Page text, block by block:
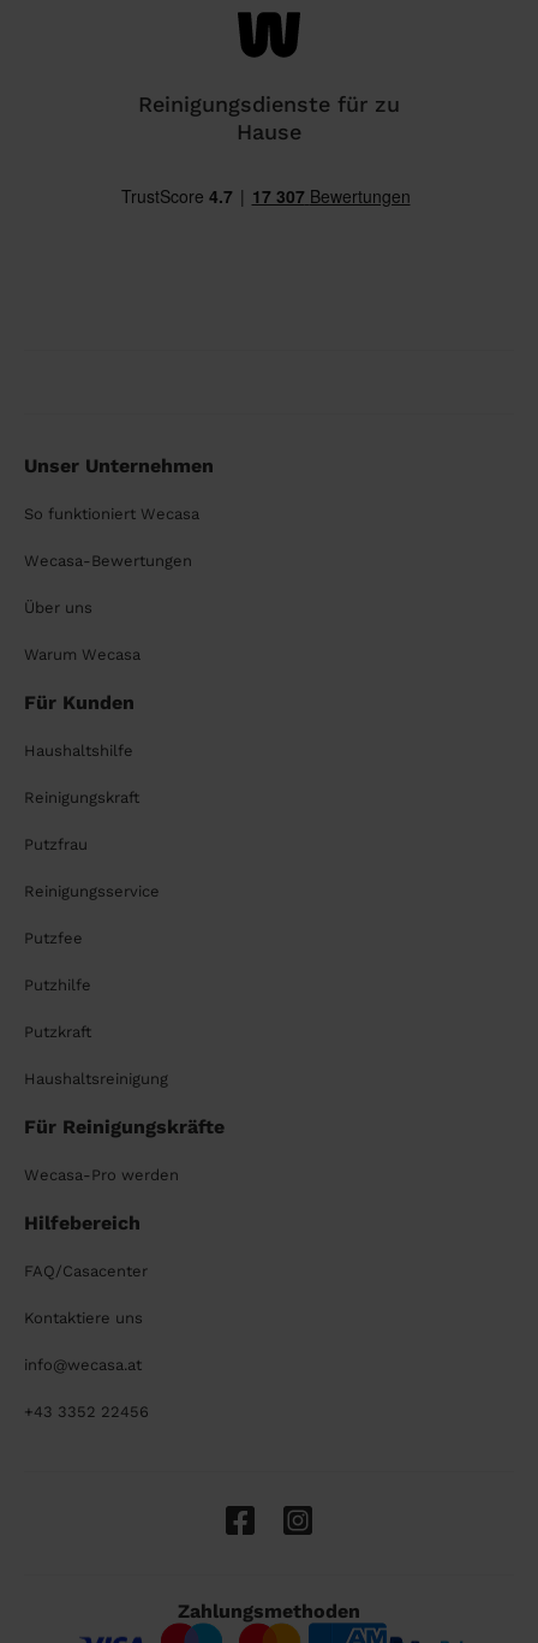
Reinigungsdienste für zu
Hause
Unser Unternehmen
So funktioniert Wecasa
Wecasa-Bewertungen
Über uns
Warum Wecasa
Für Kunden
Haushaltshilfe
Reinigungskraft
Putzfrau
Reinigungsservice
Putzfee
Putzhilfe
Putzkraft
Haushaltsreinigung
Für Reinigungskräfte
Wecasa-Pro werden
Hilfebereich
FAQ/Casacenter
Kontaktiere uns
info@wecasa.at
+43 3352 22456
Zahlungsmethoden